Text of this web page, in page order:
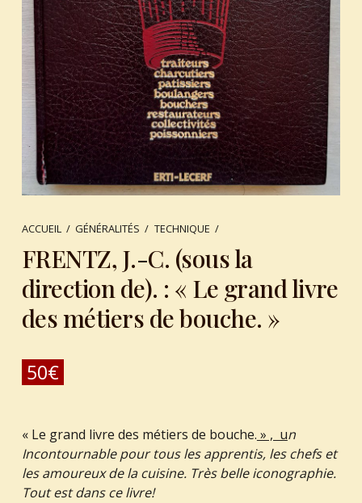
ACCUEIL / GÉNÉRALITÉS / TECHNIQUE /
FRENTZ, J.-C. (sous la
direction de). : « Le grand livre
des métiers de bouche. »
50€
« Le grand livre des métiers de bouche. » , un
Incontournable pour tous les apprentis, les chefs et
les amoureux de la cuisine. Très belle iconographie.
Tout est dans ce livre!